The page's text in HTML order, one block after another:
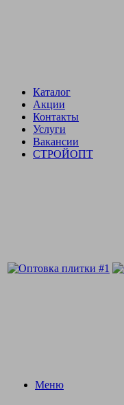
Каталог
Акции
Контакты
Услуги
Вакансии
СТРОЙОПТ
Меню